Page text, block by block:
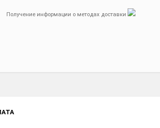
Получение информации о методах доставки